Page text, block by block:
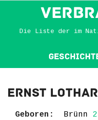
Die Liste der im
Ernst Lothar
Geboren: Brünn